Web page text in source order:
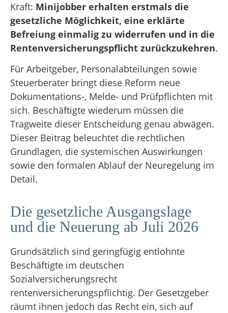
Kraft: Minijobber erhalten erstmals die
gesetzliche Möglichkeit, eine erklärte
Befreiung einmalig zu widerrufen und in die
Rentenversicherungspflicht zurückzukehren.
Für Arbeitgeber, Personalabteilungen sowie
Steuerberater bringt diese Reform neue
Dokumentations-, Melde- und Prüfpflichten mit
sich. Beschäftigte wiederum müssen die
Tragweite dieser Entscheidung genau abwägen.
Dieser Beitrag beleuchtet die rechtlichen
Grundlagen, die systemischen Auswirkungen
sowie den formalen Ablauf der Neuregelung im
Detail.
Die gesetzliche Ausgangslage
und die Neuerung ab Juli 2026
Grundsätzlich sind geringfügig entlohnte
Beschäftigte im deutschen
Sozialversicherungsrecht
rentenversicherungspflichtig. Der Gesetzgeber
räumt ihnen jedoch das Recht ein, sich auf